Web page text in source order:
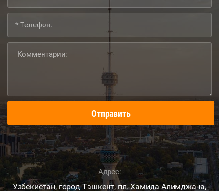
Отправить
Адрес:
Узбекистан, город Ташкент, пл. Хамида Алимджана,